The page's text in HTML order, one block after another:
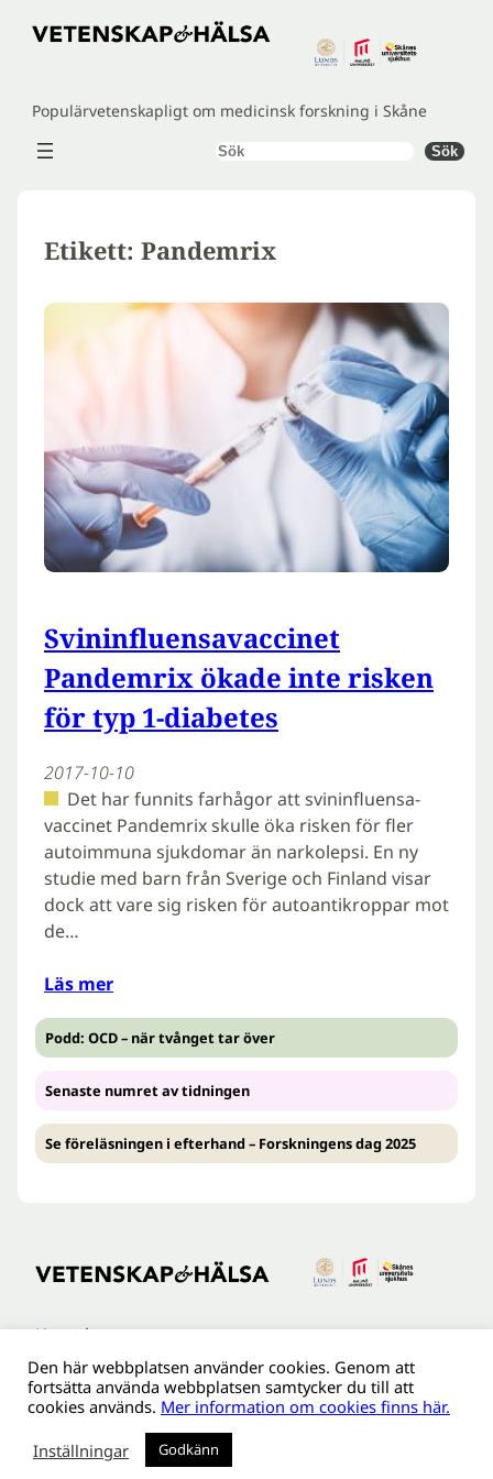
Hoppa
Populärvetenskapligt om medicinsk forskning i Skåne
Sök Sök
Etikett: Pandemrix
Svininfluensavaccinet
Pandemrix ökade inte risken
för typ 1-diabetes
2017-10-10
Det har funnits farhågor att svininfluensa-
vaccinet Pandemrix skulle öka risken för fler
autoimmuna sjukdomar än narkolepsi. En ny
studie med barn från Sverige och Finland visar
dock att vare sig risken för autoantikroppar mot
de…
Läs mer
Podd: OCD – när tvånget tar över
Senaste numret av tidningen
Se föreläsningen i efterhand – Forskningens dag 2025
Kontakt
Tillgänglighetsredogöreldse
Om webbplatsen
Behandling av personuppgifter
Den här webbplatsen använder cookies. Genom att
fortsätta använda webbplatsen samtycker du till att
cookies används. Mer information om cookies finns här.
Inställningar
Godkänn